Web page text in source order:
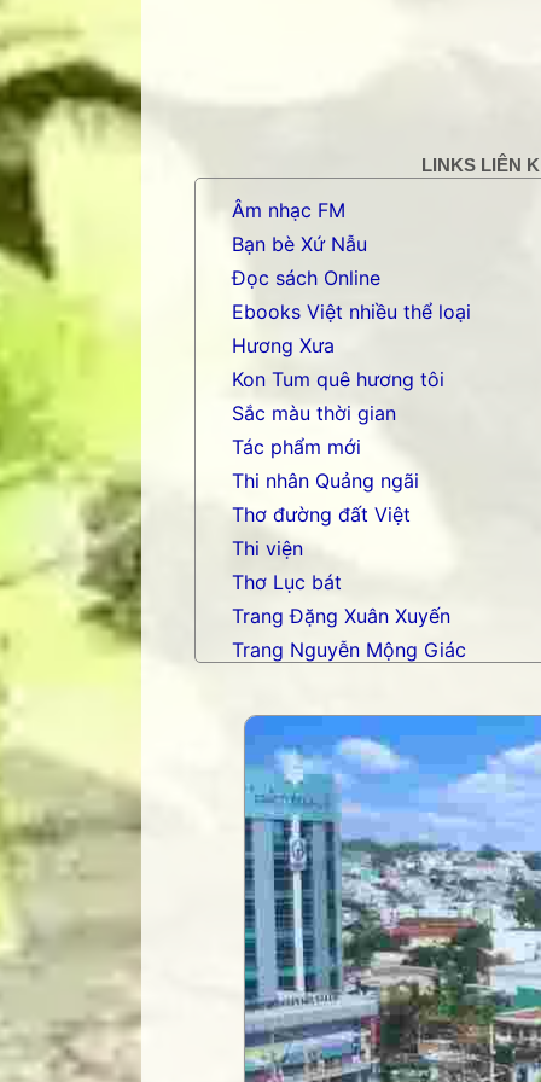
LINKS LIÊN
Âm nhạc FM
Bạn bè Xứ Nẫu
Đọc sách Online
Ebooks Việt nhiều thể loại
Hương Xưa
Kon Tum quê hương tôi
Sắc màu thời gian
Tác phẩm mới
Thi nhân Quảng ngãi
Thơ đường đất Việt
Thi viện
Thơ Lục bát
Trang Đặng Xuân Xuyến
Trang Nguyễn Mộng Giác
Trang Phạm Duy
Trang thơ Hoàng Nguyên Chương
Trang thơ Thụy Du
Trang thơ+ Luân Hoán
Trang VHNT Thanh niên
Truyện.com
Văn chương Việt